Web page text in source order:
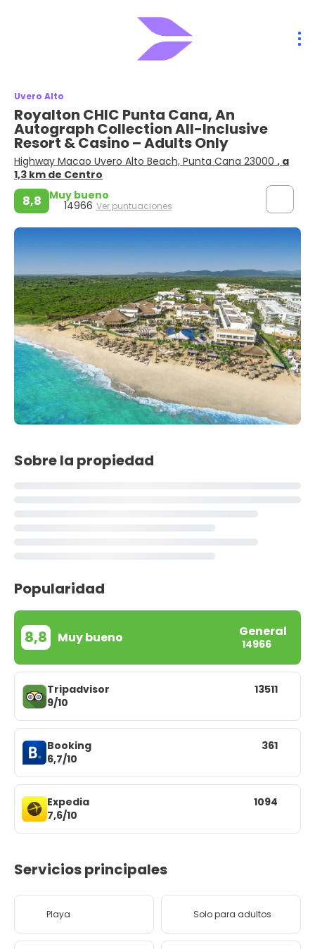
Uvero Alto
Royalton CHIC Punta Cana, An
Autograph Collection All-Inclusive
Resort & Casino – Adults Only
Highway Macao Uvero Alto Beach, Punta Cana 23000 , a
1,3 km de Centro
8,8 Muy bueno
14966 Ver puntuaciones
Sobre la propiedad
Popularidad
8,8 Muy bueno General
14966
Tripadvisor
9/10
13511
Booking
6,7/10
361
Expedia
7,6/10
1094
Servicios principales
Playa Solo para adultos